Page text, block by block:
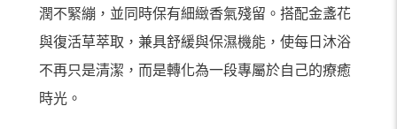
潤不緊繃，並同時保有細緻香氣殘留。搭配金盞花
與復活草萃取，兼具舒緩與保濕機能，使每日沐浴
不再只是清潔，而是轉化為一段專屬於自己的療癒
時光。